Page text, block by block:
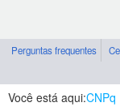
Perguntas frequentes
Você está aqui:CNPq